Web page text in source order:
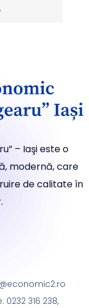
– Iaşi este o
modernă, care
de calitate în
0232 316 238,